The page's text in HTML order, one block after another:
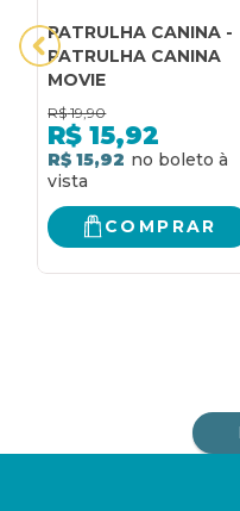
PATRULHA CANINA -
PATRULHA CANINA
MOVIE
R$ 19,90
R$ 15,92
R$ 15,92
COMPRAR